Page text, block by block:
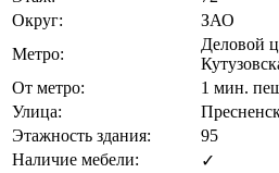
Округ:
ЗАО
Метро:
Деловой
От метро:
1 мин.
Улица:
Этажность здания:
95
Наличие мебели:
✓